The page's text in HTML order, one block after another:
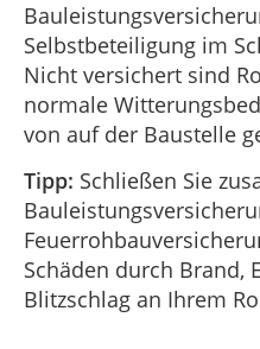
Selbstbeteiligung im
Nicht versichert sind
normale
von auf der Baustelle
Tipp: Schließen Sie
Schäden durch Brand,
Blitzschlag an Ihrem